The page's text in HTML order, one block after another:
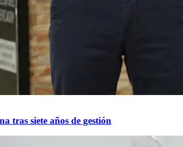
tras siete años de gestión